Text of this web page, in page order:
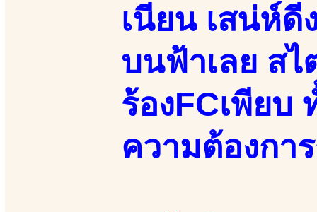
เนียน เสน่ห์
บนฟ้าเลย ส
ร้องFCเพียบ
ความต้องกา